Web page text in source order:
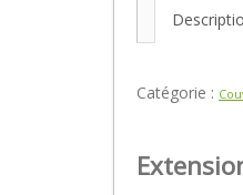
Catégorie :